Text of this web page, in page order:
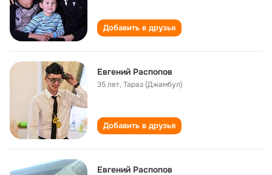
Добавить в друзья
Евгений Распопов
35 лет,Тараз (Джамбул)
Добавить в друзья
Евгений Распопов